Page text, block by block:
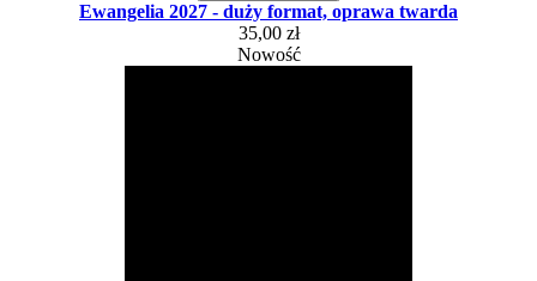
Ewangelia 2027 - duży format, oprawa twarda
35,00 zł
Nowość